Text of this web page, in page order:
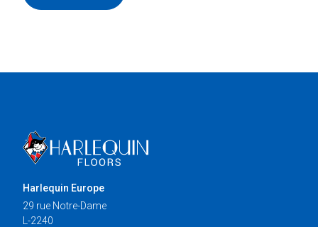
Harlequin Europe
29 rue Notre-Dame
L-2240